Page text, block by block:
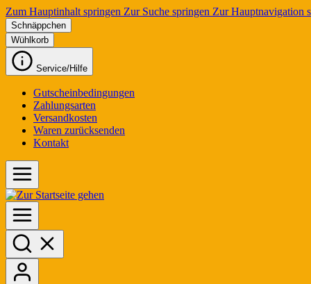
Zum Hauptinhalt springen Zur Suche springen Zur Hauptnavigation
Schnäppchen
Wühlkorb
Service/Hilfe
Gutscheinbedingungen
Zahlungsarten
Versandkosten
Waren zurücksenden
Kontakt